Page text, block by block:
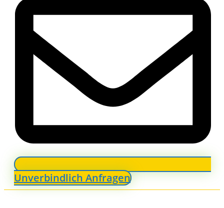
Unverbindlich Anfragen